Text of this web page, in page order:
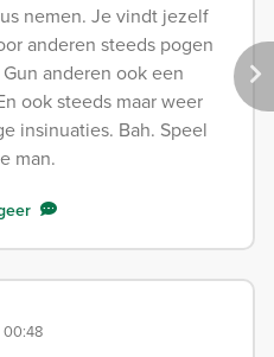
nemen. Je vindt jezelf
anderen steeds pogen
anderen ook een
ook steeds maar weer
insinuaties. Bah. Speel
man.
00:48